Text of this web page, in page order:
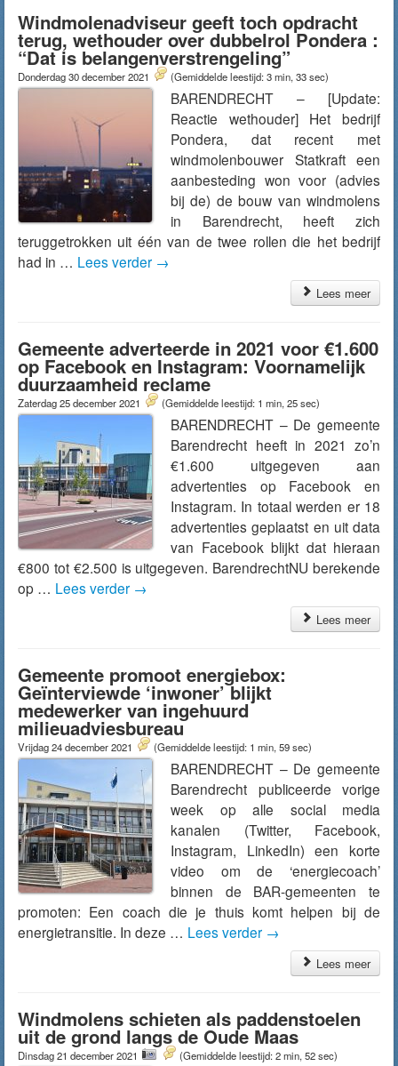
Windmolenadviseur geeft toch opdracht
terug, wethouder over dubbelrol Pondera :
“Dat is belangenverstrengeling”
Donderdag 30 december 2021 (Gemiddelde leestijd: 3 min, 33 sec)
BARENDRECHT – [Update:
Reactie wethouder] Het bedrijf
Pondera, dat recent met
windmolenbouwer Statkraft een
aanbesteding won voor (advies
bij de) de bouw van windmolens
in Barendrecht, heeft zich
teruggetrokken uit één van de twee rollen die het bedrijf
had in … Lees verder →
Lees meer
Gemeente adverteerde in 2021 voor €1.600
op Facebook en Instagram: Voornamelijk
duurzaamheid reclame
Zaterdag 25 december 2021 (Gemiddelde leestijd: 1 min, 25 sec)
BARENDRECHT – De gemeente
Barendrecht heeft in 2021 zo’n
€1.600 uitgegeven aan
advertenties op Facebook en
Instagram. In totaal werden er 18
advertenties geplaatst en uit data
van Facebook blijkt dat hieraan
€800 tot €2.500 is uitgegeven. BarendrechtNU berekende
op … Lees verder →
Lees meer
Gemeente promoot energiebox:
Geïnterviewde ‘inwoner’ blijkt
medewerker van ingehuurd
milieuadviesbureau
Vrijdag 24 december 2021 (Gemiddelde leestijd: 1 min, 59 sec)
BARENDRECHT – De gemeente
Barendrecht publiceerde vorige
week op alle social media
kanalen (Twitter, Facebook,
Instagram, LinkedIn) een korte
video om de ‘energiecoach’
binnen de BAR-gemeenten te
promoten: Een coach die je thuis komt helpen bij de
energietransitie. In deze … Lees verder →
Lees meer
Windmolens schieten als paddenstoelen
uit de grond langs de Oude Maas
Dinsdag 21 december 2021 (Gemiddelde leestijd: 2 min, 52 sec)